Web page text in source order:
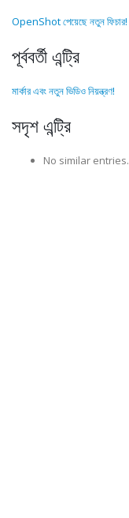
OpenShot পেয়েছে নতুন ফিচার!
পূর্ববর্তী এন্ট্রি
মার্কার এবং নতুন ভিডিও নিয়ন্ত্রণ!
সদৃশ এন্ট্রি
No similar entries.